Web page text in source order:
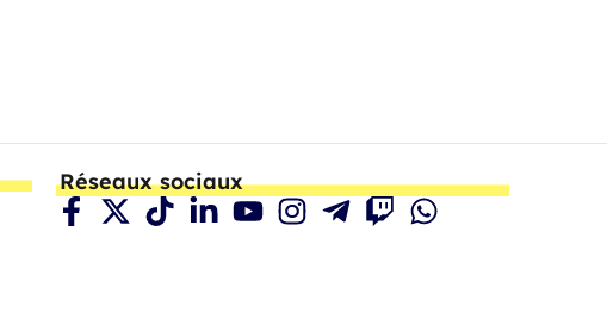
Réseaux sociaux